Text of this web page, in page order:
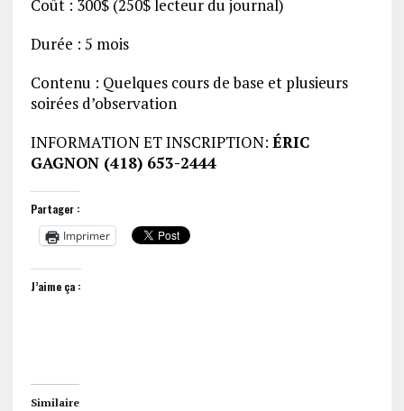
Coût : 300$ (250$ lecteur du journal)
Durée : 5 mois
Contenu : Quelques cours de base et plusieurs
soirées d’observation
INFORMATION ET INSCRIPTION: ÉRIC
GAGNON (418) 653-2444
Partager :
Imprimer
J’aime ça :
Similaire